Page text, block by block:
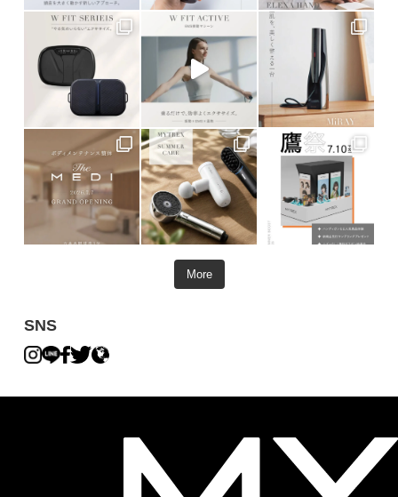
More
SNS